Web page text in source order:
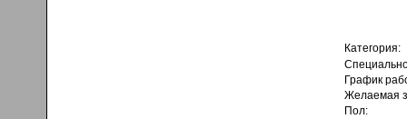
Категория:
График
Желаемая
Пол: